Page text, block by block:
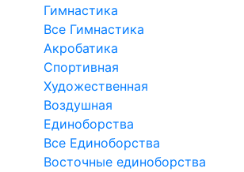
Гимнастика
Все Гимнастика
Акробатика
Спортивная
Художественная
Воздушная
Единоборства
Все Единоборства
Восточные единоборства